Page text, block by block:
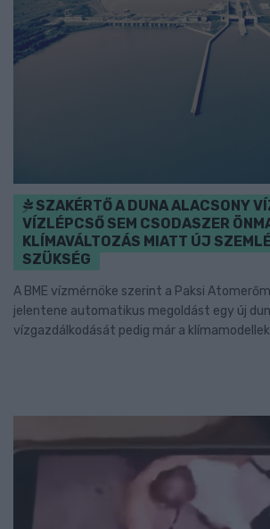
SZAKÉRTŐ A DUNA ALACSONY
VÍZLÉPCSŐ SEM CSODASZER
KLÍMAVÁLTOZÁS MIATT ÚJ
SZÜKSÉG
A BME vízmérnöke szerint a Paksi
jelentene automatikus megoldást egy új
vízgazdálkodását pedig már a